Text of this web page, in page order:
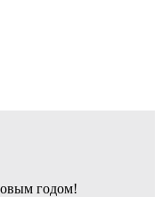
годом!